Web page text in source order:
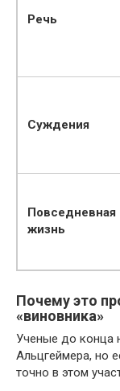
Речь
Суждения
Повседневная
жизнь
Почему это
«виновника»
Ученые до конца
Альцгеймера, но
точно в этом